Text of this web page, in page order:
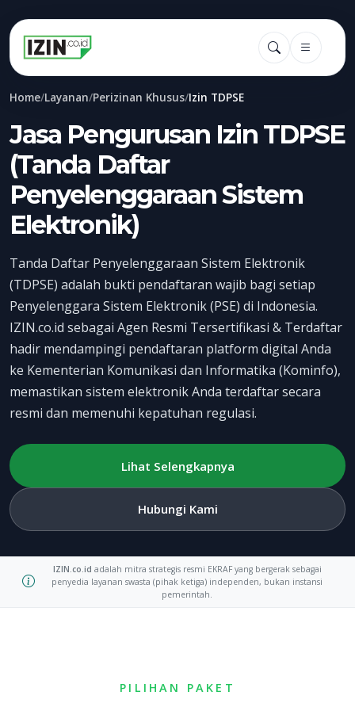
Home/Layanan/Perizinan Khusus/Izin TDPSE
Jasa Pengurusan Izin TDPSE
(Tanda Daftar
Penyelenggaraan Sistem
Elektronik)
Tanda Daftar Penyelenggaraan Sistem Elektronik
(TDPSE) adalah bukti pendaftaran wajib bagi setiap
Penyelenggara Sistem Elektronik (PSE) di Indonesia.
IZIN.co.id sebagai Agen Resmi Tersertifikasi & Terdaftar
hadir mendampingi pendaftaran platform digital Anda
ke Kementerian Komunikasi dan Informatika (Kominfo),
memastikan sistem elektronik Anda terdaftar secara
resmi dan memenuhi kepatuhan regulasi.
Lihat Selengkapnya
Hubungi Kami
IZIN.co.id adalah mitra strategis resmi EKRAF yang bergerak sebagai
penyedia layanan swasta (pihak ketiga) independen, bukan instansi
pemerintah.
PILIHAN PAKET